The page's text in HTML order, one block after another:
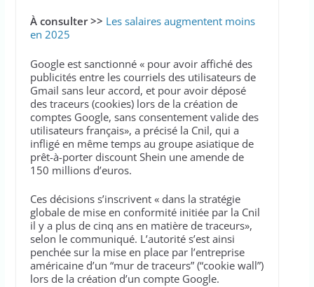
À consulter >> Les salaires augmentent moins
en 2025
Google est sanctionné « pour avoir affiché des
publicités entre les courriels des utilisateurs de
Gmail sans leur accord, et pour avoir déposé
des traceurs (cookies) lors de la création de
comptes Google, sans consentement valide des
utilisateurs français», a précisé la Cnil, qui a
infligé en même temps au groupe asiatique de
prêt-à-porter discount Shein une amende de
150 millions d’euros.
Ces décisions s’inscrivent « dans la stratégie
globale de mise en conformité initiée par la Cnil
il y a plus de cinq ans en matière de traceurs»,
selon le communiqué. L’autorité s’est ainsi
penchée sur la mise en place par l’entreprise
américaine d’un “mur de traceurs” (“cookie wall”)
lors de la création d’un compte Google.